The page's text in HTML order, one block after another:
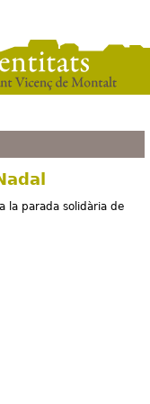
la parada solidària de